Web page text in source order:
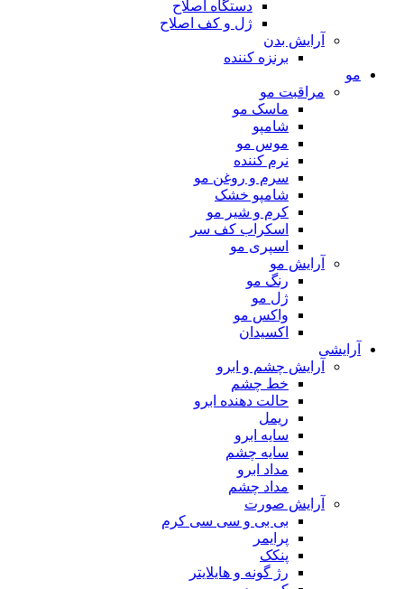
دستگاه اصلاح
ژل و کف اصلاح
آرایش بدن
برنزه کننده
مو
مراقبت مو
ماسک مو
شامپو
موس مو
نرم کننده
سرم و روغن مو
شامپو خشک
کرم و شیر مو
اسکراب کف سر
اسپری مو
آرایش مو
رنگ مو
ژل مو
واکس مو
اکسیدان
آرایشی
آرایش چشم و ابرو
خط چشم
حالت دهنده ابرو
ریمل
سایه ابرو
سایه چشم
مداد ابرو
مداد چشم
آرایش صورت
بی بی و سی سی کرم
پرایمر
پنکک
رژ گونه و هایلایتر